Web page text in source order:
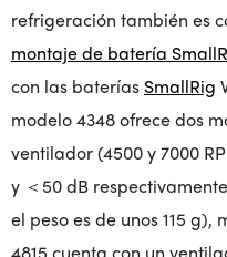
refrigeración también es
montaje de batería
con las baterías SmallRig
modelo 4348 ofrece dos
ventilador (4500 y 7000
y ＜50 dB
el peso es de unos 115